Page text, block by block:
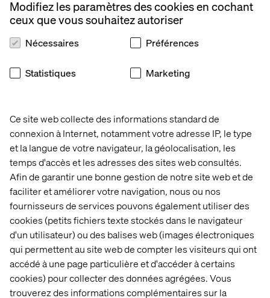
Ce site web collecte des informations standard de
connexion à Internet, notamment votre adresse IP, le type
et la langue de votre navigateur, la géolocalisation, les
temps d'accès et les adresses des sites web consultés.
Afin de garantir une bonne gestion de notre site web et de
faciliter et améliorer votre navigation, nous ou nos
fournisseurs de services pouvons également utiliser des
cookies (petits fichiers texte stockés dans le navigateur
d'un utilisateur) ou des balises web (images électroniques
qui permettent au site web de compter les visiteurs qui ont
accédé à une page particulière et d'accéder à certains
cookies) pour collecter des données agrégées. Vous
trouverez des informations complémentaires sur la
Modifiez les paramètres des cookies en cochant
ceux que vous souhaitez autoriser
Nécessaires Préférences
Statistiques Marketing
conçoivent des parcours plus humains. Ce livre blanc
montre comment ces enseignements s’appliquent à
d’autres secteurs, comme la mobilité, l’assurance,
l’hôtellerie et le retail.
Accéder au livre blanc
APERÇU